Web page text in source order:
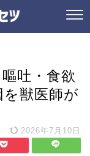
吐・食欲
獣医師が
2026年7月10日